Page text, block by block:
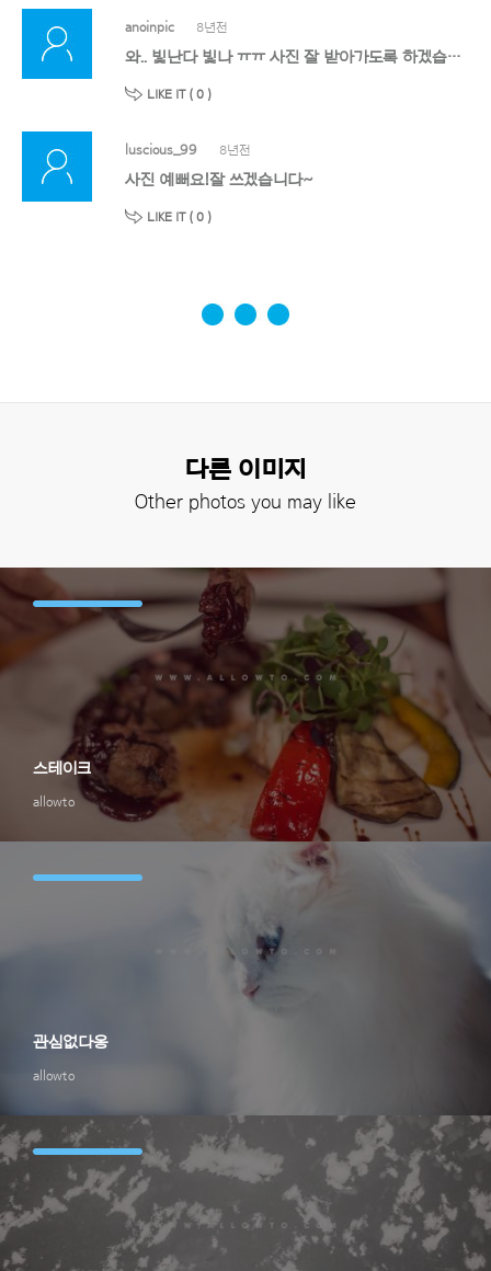
anoinpic 8년전
와.. 빛난다 빛나 ㅠㅠ 사진 잘 받아가도록 하겠습니다!ㅠ 이러한 사진 너무 좋아요. ㅠㅠ 항상 수고 많으십니다. 항상 건강하고, 행복하세요.
LIKE IT ( 0 )
luscious_99 8년전
사진 예뻐요!잘 쓰겠습니다~
LIKE IT ( 0 )
다른 이미지
Other photos you may like
allowto
스테이크
allowto
관심없다옹